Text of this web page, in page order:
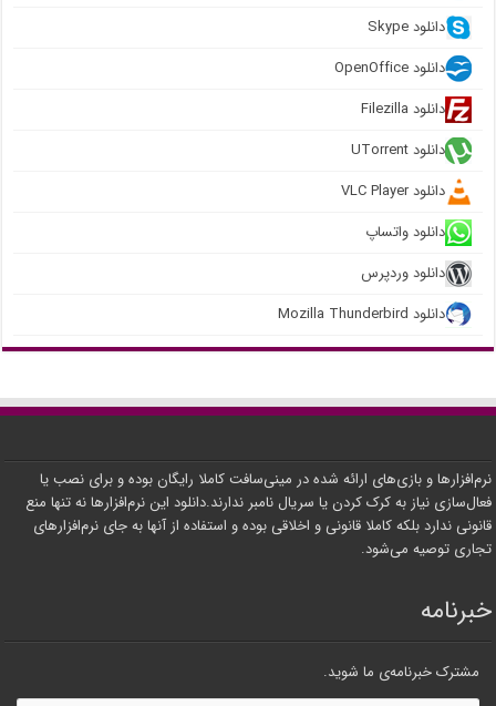
دانلود Skype
دانلود OpenOffice
دانلود Filezilla
دانلود UTorrent
دانلود VLC Player
دانلود واتساپ
دانلود وردپرس
دانلود Mozilla Thunderbird
نرم‌افزارها و بازی‌های ارائه شده در مینی‌سافت کاملا رایگان بوده و برای نصب یا
فعال‌سازی نیاز به کرک کردن یا سریال نامبر ندارند.دانلود این نرم‌افزارها نه تنها منع
قانونی ندارد بلکه کاملا قانونی و اخلاقی بوده و استفاده از آنها به جای نرم‌افزارهای
تجاری توصیه می‌شود.
خبرنامه
مشترک خبرنامه‌ی ما شوید.